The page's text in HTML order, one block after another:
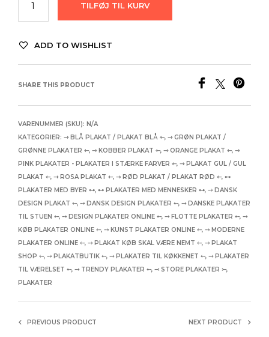
TILFØJ TIL KURV
ADD TO WISHLIST
SHARE THIS PRODUCT
VARENUMMER (SKU): N/A
KATEGORIER: ⇾ BLÅ PLAKAT / PLAKAT BLÅ ⇽, ⇾ GRØN PLAKAT /
GRØNNE PLAKATER ⇽, ⇾ KOBBER PLAKAT ⇽, ⇾ ORANGE PLAKAT ⇽, ⇾
PINK PLAKATER - PLAKATER I STÆRKE FARVER ⇽, ⇾ PLAKAT GUL / GUL
PLAKAT ⇽, ⇾ ROSA PLAKAT ⇽, ⇾ RØD PLAKAT / PLAKAT RØD ⇽, ⊷
PLAKATER MED BYER ⊶, ⊷ PLAKATER MED MENNESKER ⊶, ⤍ DANSK
DESIGN PLAKAT ⤌, ⤍ DANSK DESIGN PLAKATER ⤌, ⤍ DANSKE PLAKATER
TIL STUEN ⤌, ⤍ DESIGN PLAKATER ONLINE ⤌, ⤍ FLOTTE PLAKATER ⤌, ⤍
KØB PLAKATER ONLINE ⤌, ⤍ KUNST PLAKATER ONLINE ⤌, ⤍ MODERNE
PLAKATER ONLINE ⤌, ⤍ PLAKAT KØB SKAL VÆRE NEMT ⤌, ⤍ PLAKAT
SHOP ⤌, ⤍ PLAKATBUTIK ⤌, ⤍ PLAKATER TIL KØKKENET ⤌, ⤍ PLAKATER
TIL VÆRELSET ⤌, ⤍ TRENDY PLAKATER ⤌, ⤙ STORE PLAKATER ⤚,
PLAKATER
PREVIOUS PRODUCT NEXT PRODUCT